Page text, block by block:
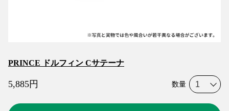
PRINCE ドルフィン Cサテーナ
5,885円 数量